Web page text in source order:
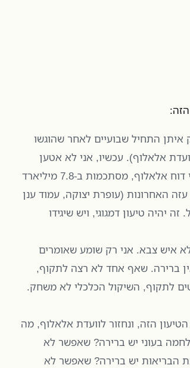
התחיל שבועיים לאחר שהוגשו
אלאלוף). עכשיו, אני לא אטען
שהעלות של מיגור העוני בישראל, על פי דוח אלאלוף, מסתכמות ב-7.8 מיליארד
האחרונות (עופרת יצוקה, עמוד ענן
מיליארד שקל. זה יהיה טיעון דמגוגי, ויש שיגידו
איש צבא. אני רק שומע שאומרים
ברירה. שאף אחד לא רצה לתקוף,
לתקוף, השיקול הכלכלי לא משחק.
הזה, ונחזור לוועדת אלאלוף, מה
בעוני יש ברירה? שאפשר לא
הבריאות יש ברירה? שאפשר לא